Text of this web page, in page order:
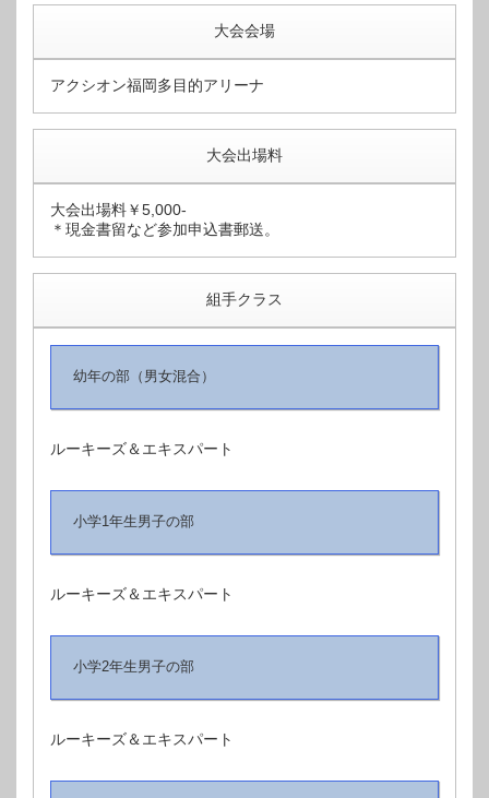
大会会場
アクシオン福岡多目的アリーナ
大会出場料
大会出場料￥5,000-
＊現金書留など参加申込書郵送。
組手クラス
幼年の部（男女混合）
ルーキーズ＆エキスパート
小学1年生男子の部
ルーキーズ＆エキスパート
小学2年生男子の部
ルーキーズ＆エキスパート